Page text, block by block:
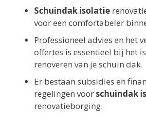
Schuindak isolatie
voor een comfortabeler
Professioneel advies en het
offertes is essentieel bij het
renoveren van je schuin dak.
Er bestaan subsidies en
regelingen voorschuindak
renovatieborging.